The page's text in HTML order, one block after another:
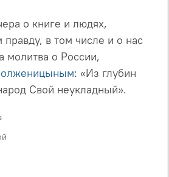
о книге и людях,
в том числе и о нас
молитва о России,
: «Из глубин
Свой неукладный».